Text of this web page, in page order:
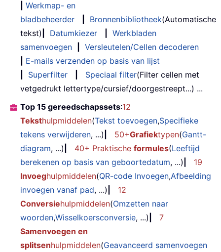
Werkmap- en
bladbeheerder
Bronnenbibliotheek(Automatische
tekst)
Datumkiezer
Werkbladen
samenvoegen
Versleutelen/Cellen decoderen
E-mails verzenden op basis van lijst
Superfilter Speciaal filter(Filter cellen met
vetgedrukt lettertype/cursief/doorgestreept...) ...
Top 15 gereedschapssets:12
Teksthulpmiddelen(Tekst toevoegen,Specifieke
tekens verwijderen, ...) 50+Grafiektypen(Gantt-
diagram, ...) 40+ Praktische formules(Leeftijd
berekenen op basis van geboortedatum, ...)
19
Invoeghulpmiddelen(QR-code Invoegen,Afbeelding
invoegen vanaf pad, ...)
12
Conversiehulpmiddelen(Omzetten naar
woorden,Wisselkoersconversie, ...)
7
Samenvoegen en
splitsenhulpmiddelen(Geavanceerd samenvoegen